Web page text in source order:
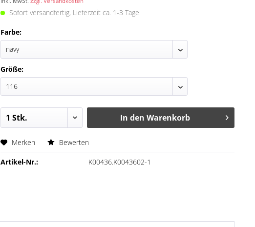
Sofort versandfertig, Lieferzeit ca. 1-3 Tage
Farbe:
Größe:
In den Warenkorb
Merken Bewerten
Artikel-Nr.: K00436.K0043602-1